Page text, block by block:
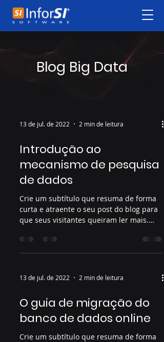
Blog Big Data
13 de jul. de 2022 2 min de leitura
Introdução ao
mecanismo de pesquisa
de dados
Crie um subtítulo que resuma de forma
curta e atraente o seu post do blog para
que seus visitantes queiram ler mais.
13 de jul. de 2022 2 min de leitura
O guia de migração do
banco de dados online
Crie um subtítulo que resuma de forma